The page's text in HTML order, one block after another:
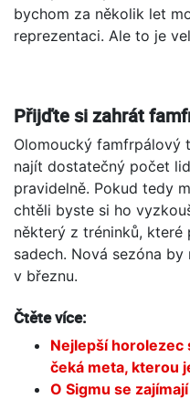
bychom za několik let
reprezentaci. Ale to je
Přijďte si zahrát
Olomoucký famfrpálový
najít dostatečný počet
pravidelně. Pokud tedy
chtěli byste si ho
některý z tréninků,
sadech. Nová sezóna
v březnu.
Čtěte více:
Nejlepší horolezec
čeká meta, kterou
O Sigmu se